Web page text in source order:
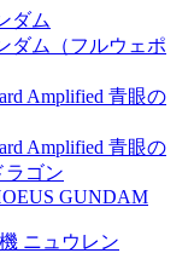
ダム
ダム（フルウェポ
Amplified 青眼の
Amplified 青眼の
ラゴン
GUNDAM
ニュウレン